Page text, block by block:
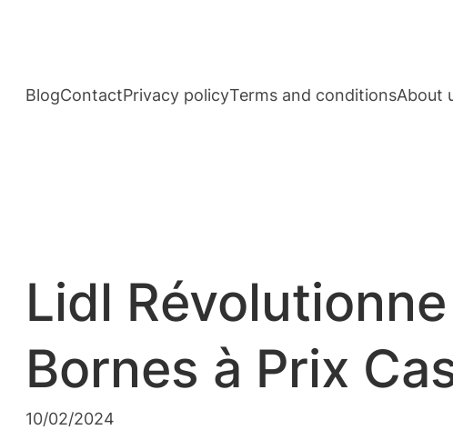
BlogContactPrivacy policyTerms and conditionsAbout
Lidl
Bornes à Prix
10/02/2024